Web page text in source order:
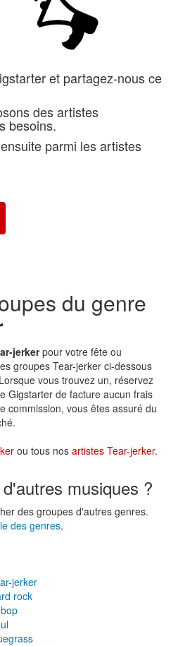
et partagez-nous ce
des artistes
besoins.
parmi les artistes
du genre
jerkerpour votre fête ou
groupes Tear-jerker ci-dessous
vous trouvez un, réservez
Gigstarter de facture aucun frais
commission, vous êtes assuré du
ou tous nos artistes Tear-jerker.
musiques ?
des groupes d'autres genres.
des genres.
jerker
rock